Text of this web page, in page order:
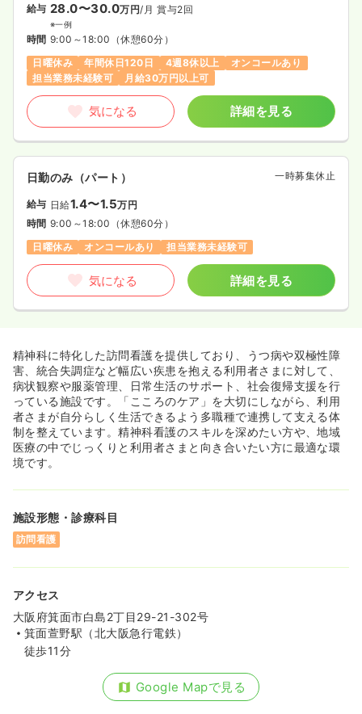
給与 28.0〜30.0万円/月 賞与2回
※一例
時間 9:00～18:00 （休憩60分）
日曜休み
年間休日120日 4週8休以上
オンコールあり
担当業務未経験可
月給30万円以上可
気になる 詳細を見る
日勤のみ（パート） 一時募集休止
給与 日給1.4〜1.5万円
時間 9:00～18:00 （休憩60分）
日曜休み
オンコールあり 担当業務未経験可
気になる 詳細を見る
精神科に特化した訪問看護を提供しており、うつ病や双極性障
害、統合失調症など幅広い疾患を抱える利用者さまに対して、
病状観察や服薬管理、日常生活のサポート、社会復帰支援を行
っている施設です。「こころのケア」を大切にしながら、利用
者さまが自分らしく生活できるよう多職種で連携して支える体
制を整えています。精神科看護のスキルを深めたい方や、地域
医療の中でじっくりと利用者さまと向き合いたい方に最適な環
境です。
施設形態・診療科目
訪問看護
アクセス
大阪府箕面市白島2丁目29-21-302号
箕面萱野駅（北大阪急行電鉄）
徒歩11分
Google Mapで見る